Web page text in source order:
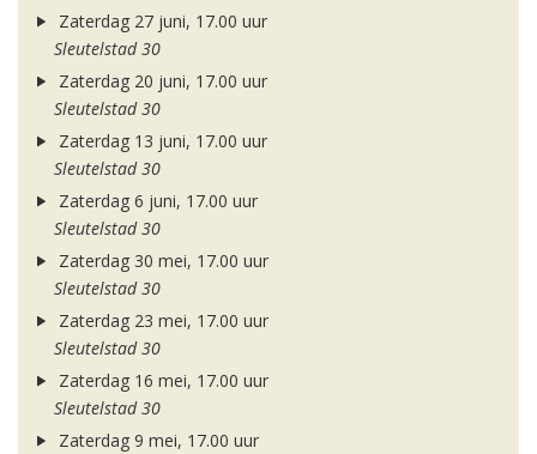
Zaterdag 27 juni, 17.00 uur
Sleutelstad 30
Zaterdag 20 juni, 17.00 uur
Sleutelstad 30
Zaterdag 13 juni, 17.00 uur
Sleutelstad 30
Zaterdag 6 juni, 17.00 uur
Sleutelstad 30
Zaterdag 30 mei, 17.00 uur
Sleutelstad 30
Zaterdag 23 mei, 17.00 uur
Sleutelstad 30
Zaterdag 16 mei, 17.00 uur
Sleutelstad 30
Zaterdag 9 mei, 17.00 uur